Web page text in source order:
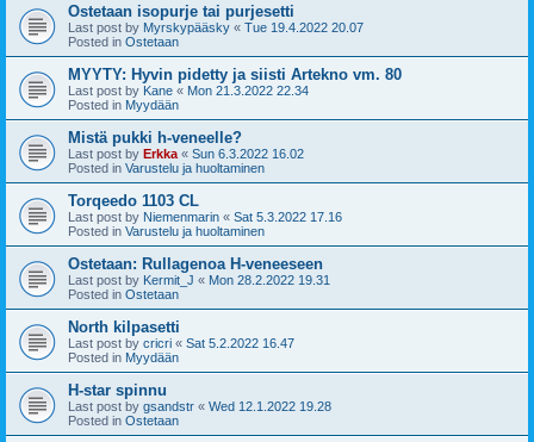
Ostetaan isopurje tai purjesetti
Last post by Myrskypääsky « Tue 19.4.2022 20.07
Posted in Ostetaan
MYYTY: Hyvin pidetty ja siisti Artekno vm. 80
Last post by Kane « Mon 21.3.2022 22.34
Posted in Myydään
Mistä pukki h-veneelle?
Last post by Erkka « Sun 6.3.2022 16.02
Posted in Varustelu ja huoltaminen
Torqeedo 1103 CL
Last post by Niemenmarin « Sat 5.3.2022 17.16
Posted in Varustelu ja huoltaminen
Ostetaan: Rullagenoa H-veneeseen
Last post by Kermit_J « Mon 28.2.2022 19.31
Posted in Ostetaan
North kilpasetti
Last post by cricri « Sat 5.2.2022 16.47
Posted in Myydään
H-star spinnu
Last post by gsandstr « Wed 12.1.2022 19.28
Posted in Ostetaan